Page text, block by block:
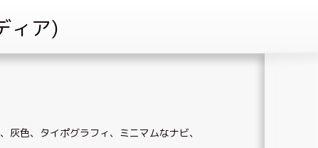
、 灰色、 タイポグラフィ、 ミニマムなナビ、